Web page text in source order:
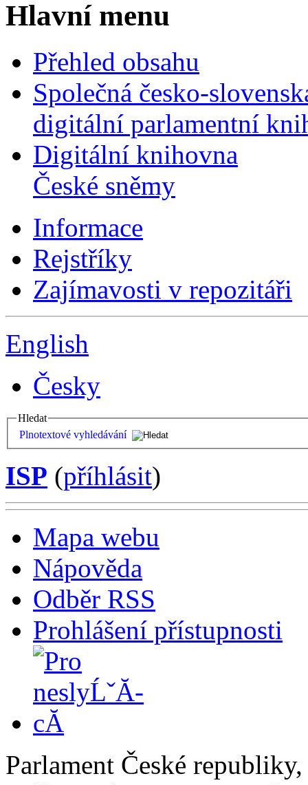
Hlavní menu
Přehled obsahu
Společná česko-
digitální parlamentní
Digitální knihovna
České sněmy
Informace
Rejstříky
Zajímavosti v repozitáři
English
Česky
Hledat
Plnotextové vyhledávání
ISP (příhlásit)
Mapa webu
Nápověda
Odběr RSS
Prohlášení přístupnosti
Parlament České